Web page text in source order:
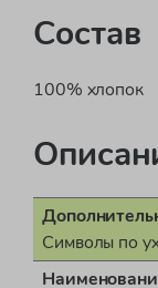
Состав
100% хлопок
Символы по